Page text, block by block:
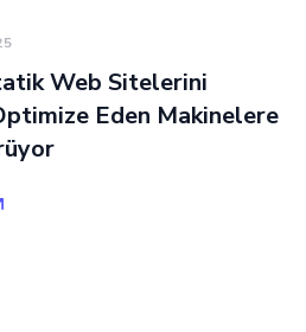
Web Sitelerini
Eden Makinelere